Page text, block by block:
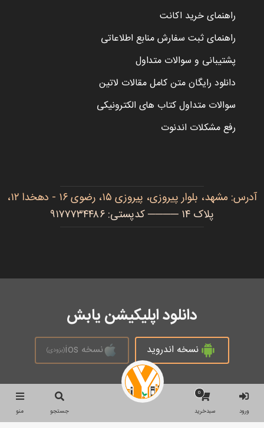
راهنمای خرید اکانت
راهنمای ثبت سفارش منابع اطلاعاتی
پشتیبانی و سوالات متداول
دانلود رایگان متن کامل مقالات لاتین
سوالات متداول کتاب های الکترونیکی
رفع مشکلات اندنوت
ورود
0
سبدخرید جستجو منو
آدرس: مشهد، بلوار پیروزی، پیروزی ۱۵، رضوی ۱۶ - دهخدا ۱۲،
پلاک ۱۴ ──── کدپستی: ۹۱۷۷۷۳۴۴۸۶
دانلود اپلیکیشن یابش
نسخه اندروید نسخه ios (بزودی)
تمام حقوق محفوظ است © 2026